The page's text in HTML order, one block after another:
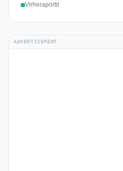
Virheraportit
ADVERTISEMENT